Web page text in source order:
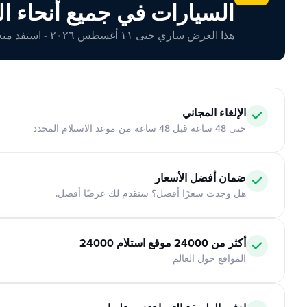
السيارات في جميع أنحاء
هذا العرض ساري حتى ١١ أغسطس ٢٠٢٦ - استفد منه اليوم!
الإلغاء المجاني
حتى 48 ساعة قبل 48 ساعة من موعد الاستلام المحدد
ضمان أفضل الأسعار
هل وجدت سعرًا أفضل؟ سنقدم لك عرضًا أفضل.
أكثر من 24000 موقع استلام 24000
المواقع حول العالم